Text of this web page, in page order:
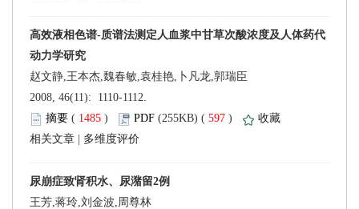
2008, 46(11): 1110-1112.
(
) 597 )
王芳,蒋玲,刘金波,周尊林